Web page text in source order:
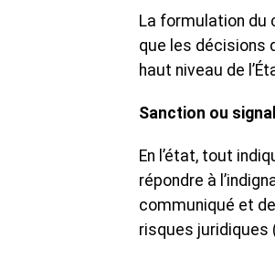
La formulation du
que les décisions
haut niveau de
Sanction ou
En l’état, tout
répondre à
communiqué et
risques juridiques